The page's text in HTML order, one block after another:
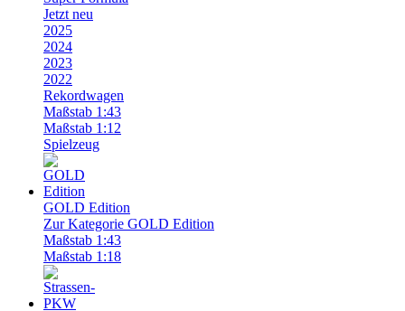
Jetzt neu
2025
2024
2023
2022
Rekordwagen
Maßstab 1:43
Maßstab 1:12
Spielzeug
GOLD Edition
Zur Kategorie GOLD Edition
Maßstab 1:43
Maßstab 1:18